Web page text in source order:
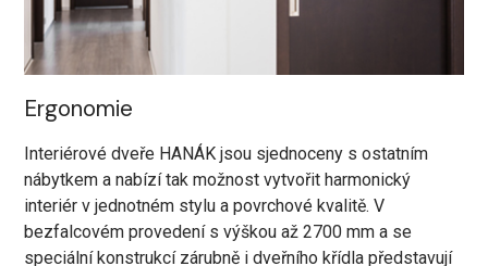
Ergonomie
Interiérové dveře HANÁK jsou sjednoceny s ostatním
nábytkem a nabízí tak možnost vytvořit harmonický
interiér v jednotném stylu a povrchové kvalitě. V
bezfalcovém provedení s výškou až 2700 mm a se
speciální konstrukcí zárubně i dveřního křídla představují